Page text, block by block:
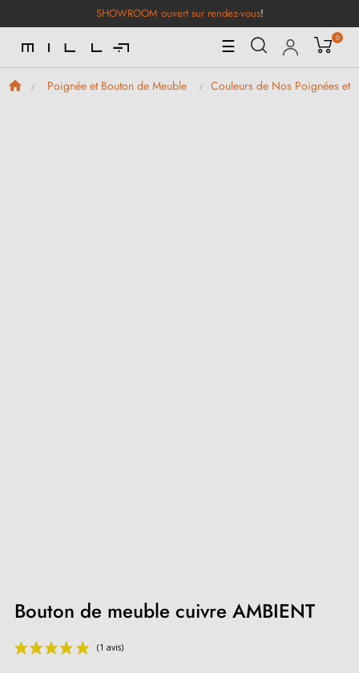
SHOWROOM ouvert sur rendez-vous!
Basculer
la
navigation
☰ 0
Poignée et Bouton de Meuble Couleurs de Nos Poignées et
Bouton de meuble cuivre AMBIENT